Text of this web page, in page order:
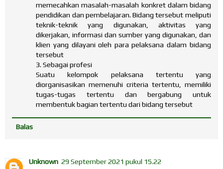
memecahkan masalah-masalah konkret dalam bidang
pendidikan dan pembelajaran. Bidang tersebut meliputi
teknik-teknik yang digunakan, aktivitas yang
dikerjakan, informasi dan sumber yang digunakan, dan
klien yang dilayani oleh para pelaksana dalam bidang
tersebut
3. Sebagai profesi
Suatu kelompok pelaksana tertentu yang
diorganisasikan memenuhi criteria tertentu, memiliki
tugas-tugas tertentu dan bergabung untuk
membentuk bagian tertentu dari bidang tersebut
Balas
Unknown 29 September 2021 pukul 15.22